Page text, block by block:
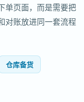
单页面，而是需要把
对账放进同一套流程
仓库备货